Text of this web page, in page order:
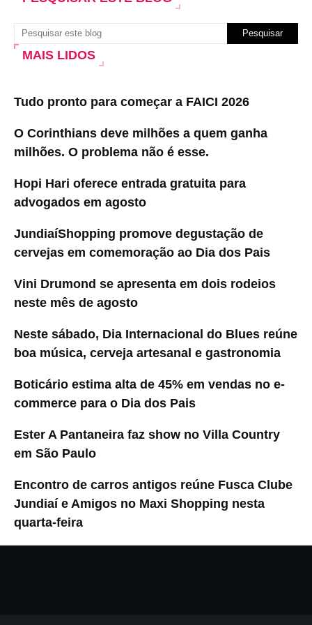
MAIS LIDOS
Tudo pronto para começar a FAICI 2026
O Corinthians deve milhões a quem ganha
milhões. O problema não é esse.
Hopi Hari oferece entrada gratuita para
advogados em agosto
JundiaíShopping promove degustação de
cervejas em comemoração ao Dia dos Pais
Vini Drumond se apresenta em dois rodeios
neste mês de agosto
Neste sábado, Dia Internacional do Blues reúne
boa música, cerveja artesanal e gastronomia
Boticário estima alta de 45% em vendas no e-
commerce para o Dia dos Pais
Ester A Pantaneira faz show no Villa Country
em São Paulo
Encontro de carros antigos reúne Fusca Clube
Jundiaí e Amigos no Maxi Shopping nesta
quarta-feira